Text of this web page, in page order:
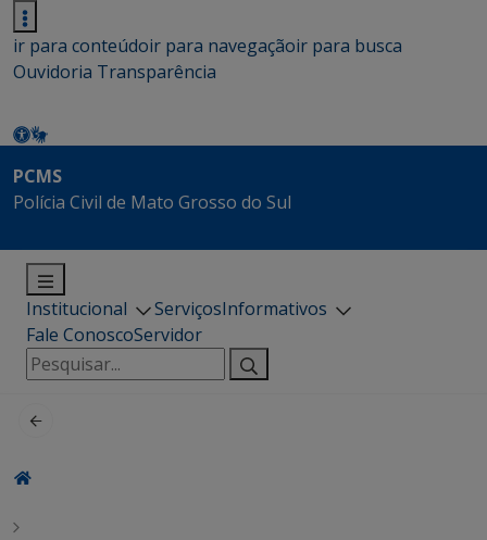
ir para conteúdoir para navegaçãoir para busca
Ouvidoria Transparência
PCMS
Polícia Civil de Mato Grosso do Sul
Institucional ServiçosInformativos
Fale ConoscoServidor
Pesquisar
por: